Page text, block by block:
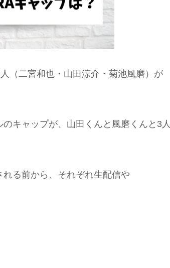
（二宮和也・山田涼介・菊池風磨）が
キャップが、山田くんと風磨くんと3人
れる前から、それぞれ生配信や